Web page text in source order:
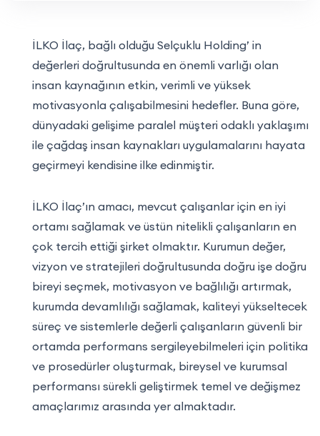
İLKO İlaç, bağlı olduğu Selçuklu Holding’ in
değerleri doğrultusunda en önemli varlığı olan
insan kaynağının etkin, verimli ve yüksek
motivasyonla çalışabilmesini hedefler. Buna göre,
dünyadaki gelişime paralel müşteri odaklı yaklaşımı
ile çağdaş insan kaynakları uygulamalarını hayata
geçirmeyi kendisine ilke edinmiştir.
İLKO İlaç’ın amacı, mevcut çalışanlar için en iyi
ortamı sağlamak ve üstün nitelikli çalışanların en
çok tercih ettiği şirket olmaktır. Kurumun değer,
vizyon ve stratejileri doğrultusunda doğru işe doğru
bireyi seçmek, motivasyon ve bağlılığı artırmak,
kurumda devamlılığı sağlamak, kaliteyi yükseltecek
süreç ve sistemlerle değerli çalışanların güvenli bir
ortamda performans sergileyebilmeleri için politika
ve prosedürler oluşturmak, bireysel ve kurumsal
performansı sürekli geliştirmek temel ve değişmez
amaçlarımız arasında yer almaktadır.